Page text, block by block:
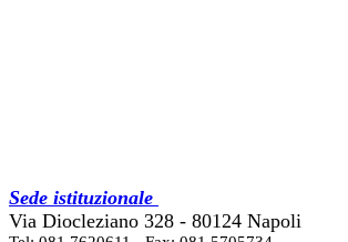
Sede istituzionale
Via Diocleziano 328 - 80124 Napoli